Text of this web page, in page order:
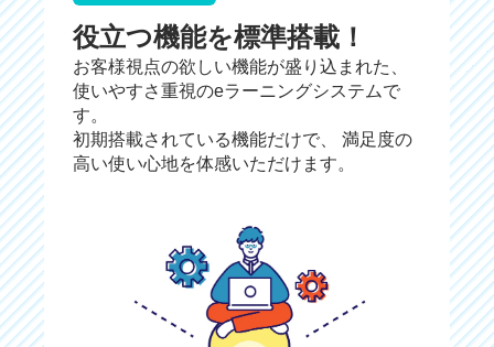
役立つ機能を標準搭載！
お客様視点の欲しい機能が盛り込まれた、
使いやすさ重視のeラーニングシステムで
す。
初期搭載されている機能だけで、
満足度の
高い使い心地を体感いただけます。